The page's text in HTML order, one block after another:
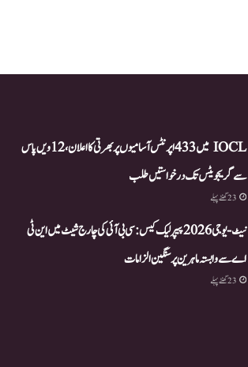
IOCL میں 433 اپرنٹس آسامیوں پر بھرتی کا اعلان، 12ویں پاس
سے گریجویٹس تک درخواستیں طلب
23 گھنٹے پہلے
نیٹ-یو جی 2026 پیپر لیک کیس: سی بی آئی کی چارج شیٹ میں این ٹی
اے سے وابستہ ماہرین پر سنگین الزامات
23 گھنٹے پہلے